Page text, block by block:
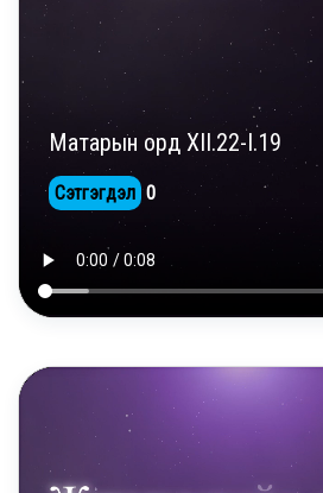
Матарын орд XII.22-I.19
Сэтгэгдэл 0
DAILY REELS